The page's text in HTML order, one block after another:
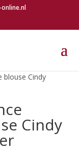
blouse Cindy
Cindy